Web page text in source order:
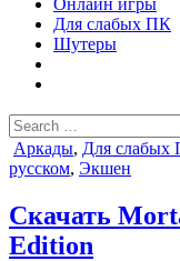
Онлайн игры
Для слабых ПК
Шутеры
Search
for:
Posted
in
Аркады, Для слабых
русском, Экшен
Скачать
Edition